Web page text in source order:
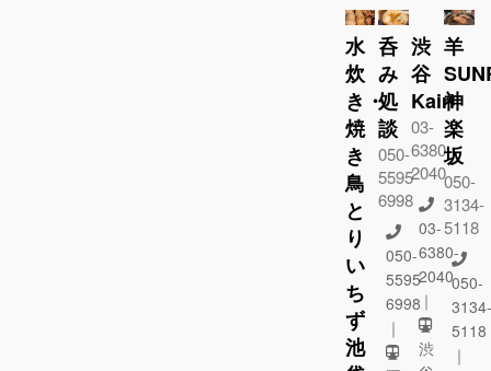
水
炊
き・
焼
き
鳥
と
り
い
ち
ず
池
呑
み
処
談
050-
5595-
6998
050-
5595-
6998
｜
渋
谷
Kairi
03-
6380-
2040
03-
6380-
2040
｜
渋
羊
神
楽
坂
050-
3134-
5118
050-
5118
｜